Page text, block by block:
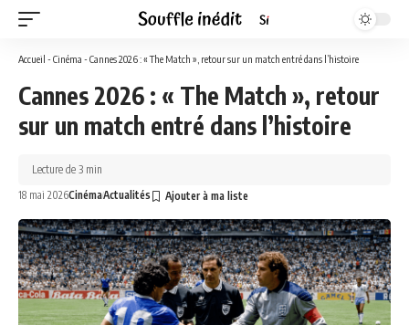
Accueil - Cinéma - Cannes 2026 : « The Match », retour sur un match entré dans l’histoire
Cannes 2026 : « The Match », retour
sur un match entré dans l’histoire
18 mai 2026CinémaActualités
Lecture de 3 min